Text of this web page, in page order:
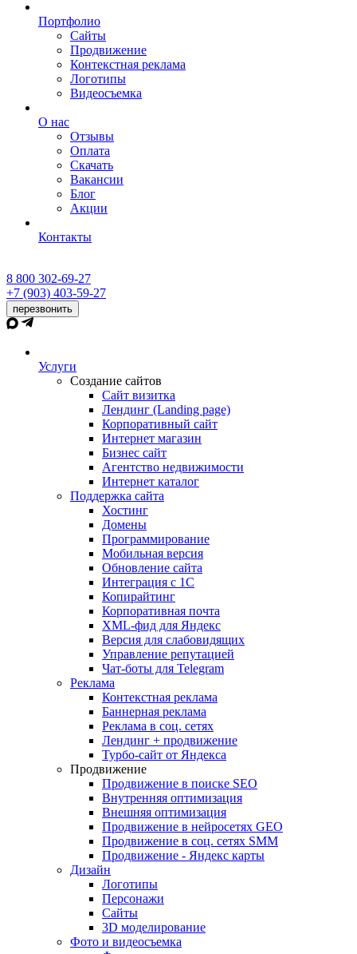
Портфолио
Сайты
Продвижение
Контекстная реклама
Логотипы
Видеосъемка
О нас
Отзывы
Оплата
Скачать
Вакансии
Блог
Акции
Контакты
8 800 302-69-27
+7 (903) 403-59-27
перезвонить
Услуги
Создание сайтов
Сайт визитка
Лендинг (Landing page)
Корпоративный сайт
Интернет магазин
Бизнес сайт
Агентство недвижимости
Интернет каталог
Поддержка сайта
Хостинг
Домены
Программирование
Мобильная версия
Обновление сайта
Интеграция с 1С
Копирайтинг
Корпоративная почта
XML-фид для Яндекс
Версия для слабовидящих
Управление репутацией
Чат-боты для Telegram
Реклама
Контекстная реклама
Баннерная реклама
Реклама в соц. сетях
Лендинг + продвижение
Турбо-сайт от Яндекса
Продвижение
Продвижение в поиске SEO
Внутренняя оптимизация
Внешняя оптимизация
Продвижение в нейросетях GEO
Продвижение в соц. сетях SMM
Продвижение - Яндекс карты
Дизайн
Логотипы
Персонажи
Сайты
3D моделирование
Фото и видеосъемка